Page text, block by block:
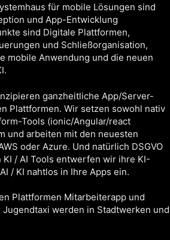
für mobile Lösungen sind
und App-Entwicklung
sind Digitale Plattformen,
und Schließorganisation,
mobile Anwendung und die neuen
ganzheitliche App/Server-
Plattformen. Wir setzen sowohl nativ
Tools (ionic/Angular/react
und arbeiten mit den neuesten
oder Azure. Und natürlich DSGVO
/ AI Tools entwerfen wir ihre KI-
/ KI nahtlos in Ihre Apps ein.
Plattformen Mitarbeiterapp und
werden in Stadtwerken und